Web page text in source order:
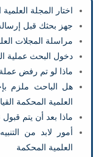
اختار المجلة
جهز بحثك قبل
مراسلة المجلات
دخول البحث عملية
ماذا لو تم رفض
هل الباحث ملزم
العلمية المحكمة
ماذا بعد أن يتم
أمور لابد من
العلمية المحكمة